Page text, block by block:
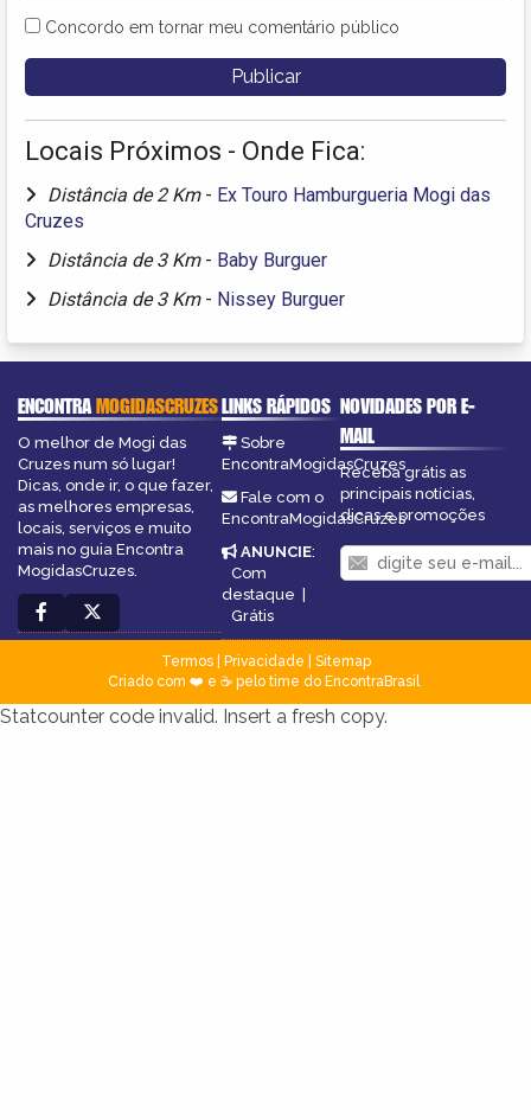
Concordo em tornar meu comentário público
Locais Próximos - Onde Fica:
Distância de 2 Km - Ex Touro Hamburgueria Mogi das
Cruzes
Distância de 3 Km - Baby Burguer
Distância de 3 Km - Nissey Burguer
ENCONTRAMOGIDASCRUZES
O melhor de Mogi das
Cruzes num só lugar!
Dicas, onde ir, o que fazer,
as melhores empresas,
locais, serviços e muito
mais no guia Encontra
MogidasCruzes.
LINKS RÁPIDOS
Sobre
EncontraMogidasCruzes
Fale com o
EncontraMogidasCruzes
ANUNCIE:
Com
destaque |
Grátis
NOVIDADES POR E-
MAIL
Receba grátis as
principais notícias,
dicas e promoções
Termos| Privacidade
Sitemap
Criado com ❤️ e ☕ pelo time do EncontraBrasil
Statcounter code invalid. Insert a fresh copy.